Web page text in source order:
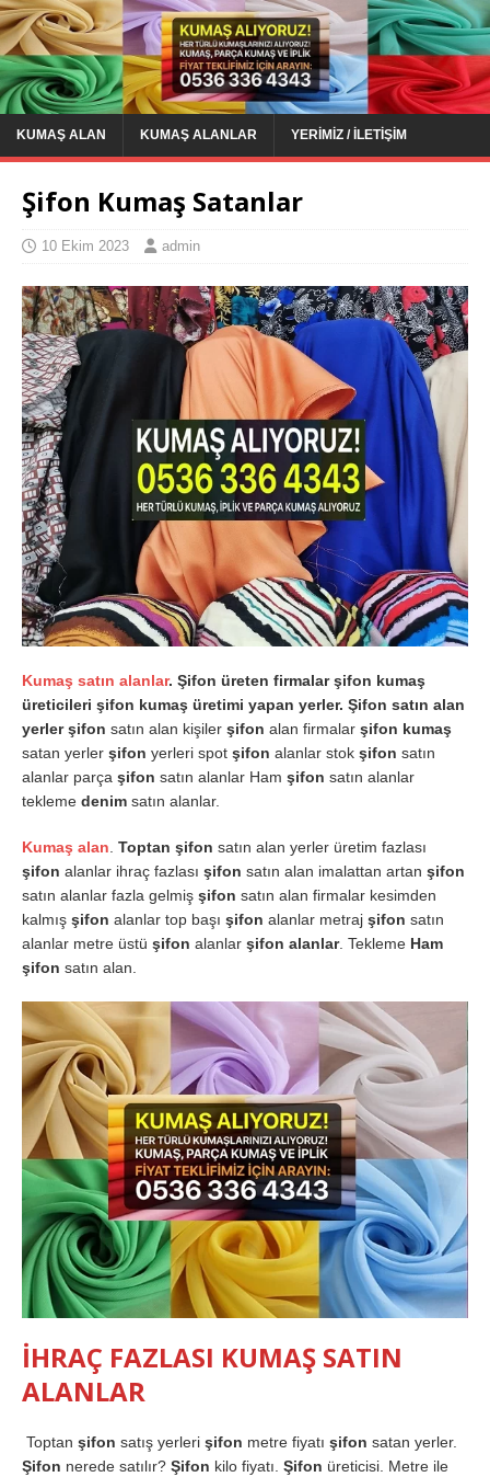
KUMAŞ ALAN KUMAŞ ALANLAR YERIMIZ / İLETIŞIM
Şifon Kumaş Satanlar
10 Ekim 2023 admin
Kumaş satın alanlar. Şifon üreten firmalar şifon kumaş
üreticileri şifon kumaş üretimi yapan yerler. Şifon satın alan
yerler şifon satın alan kişiler şifon alan firmalar şifon kumaş
satan yerler şifon yerleri spot şifon alanlar stok şifon satın
alanlar parça şifon satın alanlar Ham şifon satın alanlar
tekleme denim satın alanlar.
Kumaş alan. Toptan şifon satın alan yerler üretim fazlası
şifon alanlar ihraç fazlası şifon satın alan imalattan artan şifon
satın alanlar fazla gelmiş şifon satın alan firmalar kesimden
kalmış şifon alanlar top başı şifon alanlar metraj şifon satın
alanlar metre üstü şifon alanlar şifon alanlar. Tekleme Ham
şifon satın alan.
İHRAÇ FAZLASI KUMAŞ SATIN
ALANLAR
Toptan şifon satış yerleri şifon metre fiyatı şifon satan yerler.
Şifon nerede satılır? Şifon kilo fiyatı. Şifon üreticisi. Metre ile